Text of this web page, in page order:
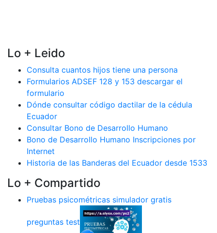
Lo + Leido
Consulta cuantos hijos tiene una persona
Formularios ADSEF 128 y 153 descargar el
formulario
Dónde consultar código dactilar de la cédula
Ecuador
Consultar Bono de Desarrollo Humano
Bono de Desarrollo Humano Inscripciones por
Internet
Historia de las Banderas del Ecuador desde 1533
Lo + Compartido
Pruebas psicométricas simulador gratis
preguntas test